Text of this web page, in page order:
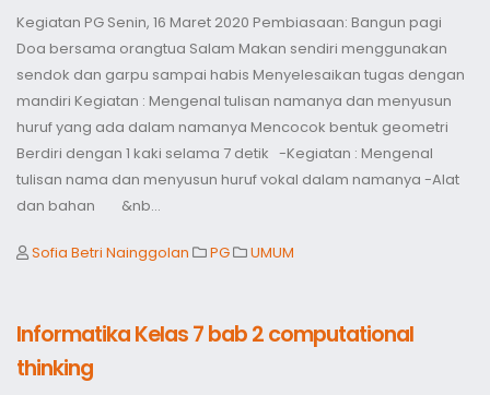
Kegiatan PG Senin, 16 Maret 2020 Pembiasaan: Bangun pagi
Doa bersama orangtua Salam Makan sendiri menggunakan
sendok dan garpu sampai habis Menyelesaikan tugas dengan
mandiri Kegiatan : Mengenal tulisan namanya dan menyusun
huruf yang ada dalam namanya Mencocok bentuk geometri
Berdiri dengan 1 kaki selama 7 detik -Kegiatan : Mengenal
tulisan nama dan menyusun huruf vokal dalam namanya -Alat
dan bahan &nb...
Sofia Betri Nainggolan PG UMUM
Informatika Kelas 7 bab 2 computational
thinking